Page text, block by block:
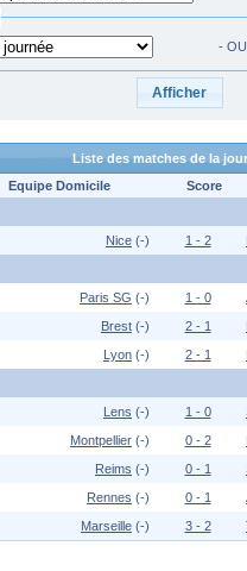
-
Liste des matches de la
Equipe Domicile
Score
Nice (-) 1 - 2
Paris SG (-) 1 - 0
Brest (-) 2 - 1
Lyon (-) 2 - 1
Lens (-) 1 - 0
Montpellier (-) 0 - 2
Reims (-) 0 - 1
Rennes (-) 0 - 1
Marseille (-) 3 - 2